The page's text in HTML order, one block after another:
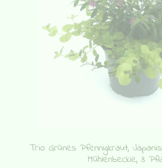
Trio Grünes Pfennigkraut,
Mühlenbeckie, 3